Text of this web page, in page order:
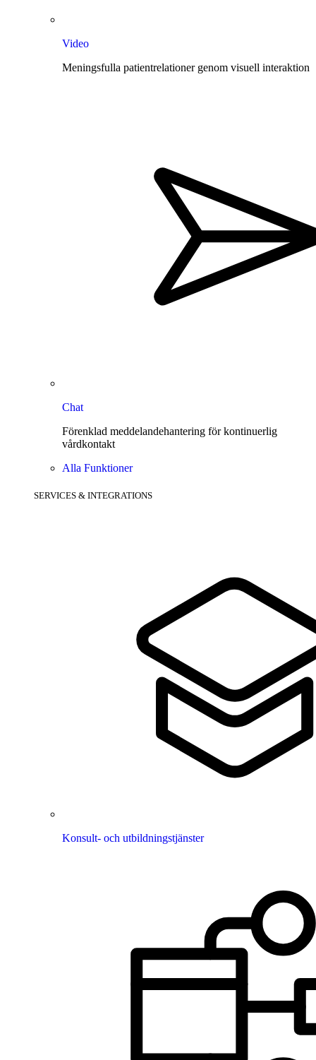
Video
Meningsfulla patientrelationer genom visuell interaktion
Chat
Förenklad meddelandehantering för kontinuerlig
vårdkontakt
Alla Funktioner
SERVICES & INTEGRATIONS
Konsult- och utbildningstjänster